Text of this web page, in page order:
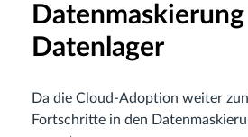
Datenlager
Da die Cloud-Adoption weiter
Fortschritte in den